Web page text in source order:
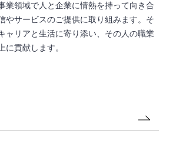
業領域で人と企業に情熱を持って向き合
やサービスのご提供に取り組みます。そ
ャリアと生活に寄り添い、その人の職業
に貢献します。